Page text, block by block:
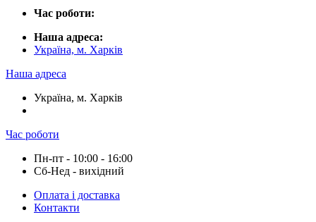
Час роботи:
Наша адреса:
Україна, м. Харків
Наша адреса
Україна, м. Харків
Час роботи
Пн-пт - 10:00 - 16:00
Сб-Нед - вихідний
Оплата і доставка
Контакти